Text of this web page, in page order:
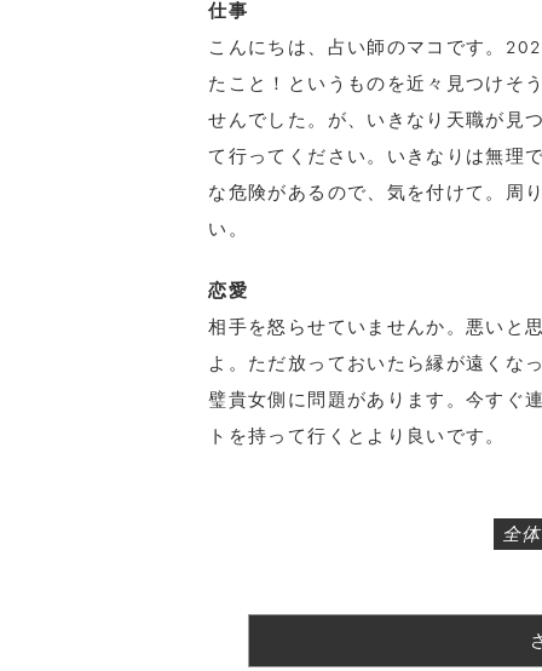
仕事
こんにちは、占い師のマコです。
たこと！というものを近々見つけそ
せんでした。が、いきなり天職が見
て行ってください。いきなりは無理
な危険があるので、気を付けて。周
い。
恋愛
相手を怒らせていませんか。悪いと
よ。ただ放っておいたら縁が遠くな
璧貴女側に問題があります。今すぐ
トを持って行くとより良いです。
全